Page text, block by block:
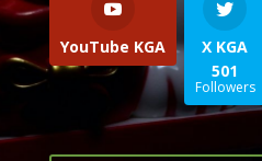
YouTube KGA
X KGA
501
Followers